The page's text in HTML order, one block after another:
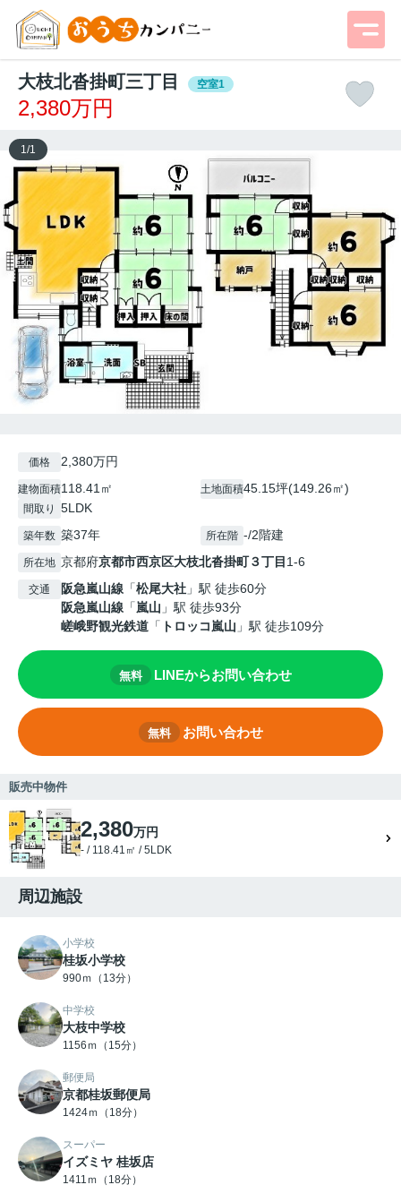
大枝北沓掛町三丁目 空室1
2,380万円
1 /1
価格 2,380万円
建物面積118.41㎡ 土地面積45.15坪(149.26㎡)
間取り 5LDK
築年数 築37年 所在階 -/2階建
所在地 京都府京都市西京区大枝北沓掛町３丁目 1-6
交通 阪急嵐山線 「松尾大社 」駅 徒歩60分
阪急嵐山線 「嵐山 」駅 徒歩93分
嵯峨野観光鉄道 「 トロッコ嵐山 」駅 徒歩109分
無料 LINEからお問い合わせ
無料 お問い合わせ
販売中物件
2,380万円
- / 118.41㎡ / 5LDK
周辺施設
小学校
桂坂小学校
990ｍ（13分）
中学校
大枝中学校
1156ｍ（15分）
郵便局
京都桂坂郵便局
1424ｍ（18分）
スーパー
イズミヤ 桂坂店
1411ｍ（18分）